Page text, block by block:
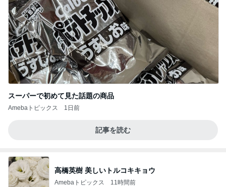
スーパーで初めて見た話題の商品
Amebaトピックス 1日前
記事を読む
高橋英樹 美しいトルコキキョウ
Amebaトピックス 11時間前